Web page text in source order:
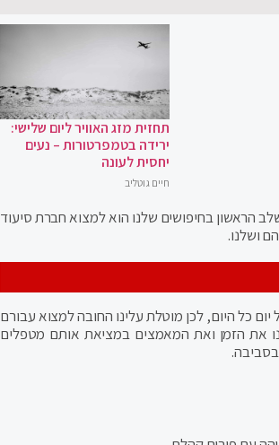
תחזית מזג האוויר ליום שלישי:
ירידה בטמפרטורות – נעים
יחסית לעונה
חיים גוטליב
הראשון בחיפושים שלנו הוא למצוא חברת סיעוד
ושלנו.
כל היום, לכן מוטלת עלינו החובה למצוא עבורם
את הזמן ואת המאמצים במציאת אותם מטפלים